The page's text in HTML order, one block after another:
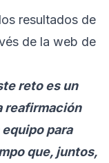
resultados de
de la web de
reto es un
reafirmación
para
que, juntos,